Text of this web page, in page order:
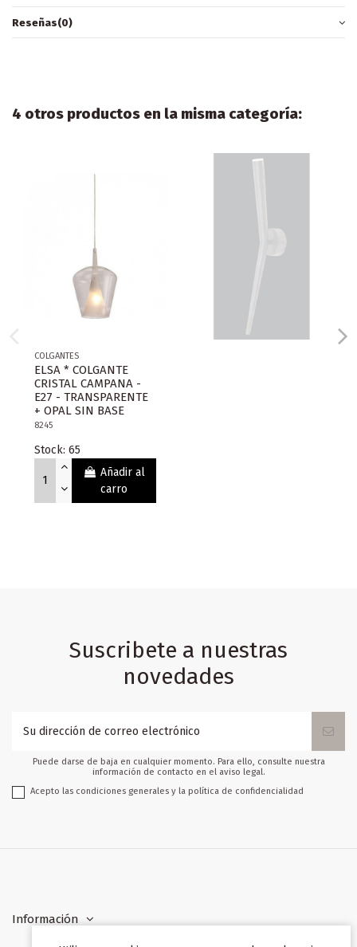
Reseñas(0)
4 otros productos en la misma categoría:
COLGANTES
ELSA * COLGANTE
CRISTAL CAMPANA -
E27 - TRANSPARENTE
+ OPAL SIN BASE
8245
Stock: 65
Añadir al
carro
Suscribete a nuestras
novedades
Puede darse de baja en cualquier momento. Para ello, consulte nuestra
información de contacto en el aviso legal.
Acepto las condiciones generales y la política de confidencialidad
Información